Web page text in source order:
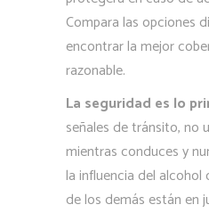
Compara las opciones
encontrar la mejor
razonable.
La seguridad es lo
señales de tránsito, no
mientras conduces y
la influencia del alcohol
de los demás están en